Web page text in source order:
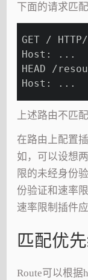
下面的请求匹
GET / HTTP/
Host: ...
HEAD /
Host: ...
上述路由不匹配
在路由上配置
如，可以设想
限的未经身份
份验证和速率
速率限制插件
匹配优
Route可以根据